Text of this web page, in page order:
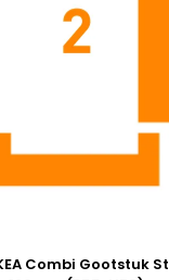
Combi Gootstuk